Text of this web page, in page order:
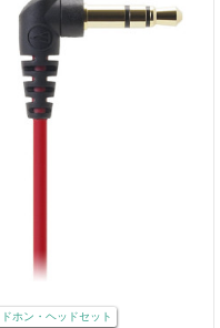
ホン・ヘッドセット